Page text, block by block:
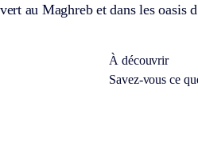
au Maghreb et dans les oasis
À découvrir
Savez-vous ce